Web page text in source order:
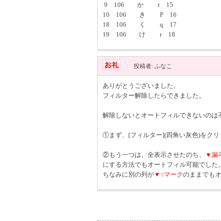
9 106 か r 15
10 106 き P 16
18 106 く q 17
19 106 け r 18
投稿者: ふなこ
ありがとうございました。
フィルター解除したらできました。
解除しないとオートフィルできないのは
①まず、[フィルター](四角い灰色)をク
②もう一つは、全表示させたのち、
▼漏
にする方法でもオートフィル可能でした
ちなみに別の列が▼↑マークのままでも